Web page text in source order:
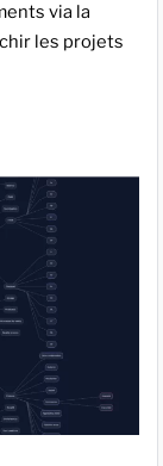
via la
les projets